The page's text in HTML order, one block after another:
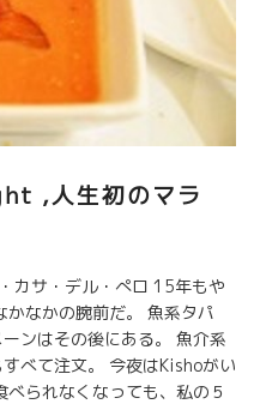
,人生初のマラ
サ・デル・ぺロ 15年もや
かなかの腕前だ。 魚系タパ
ンはその後にある。 魚介系
べて注文。 今夜はKishoがい
られなくなっても、私の５